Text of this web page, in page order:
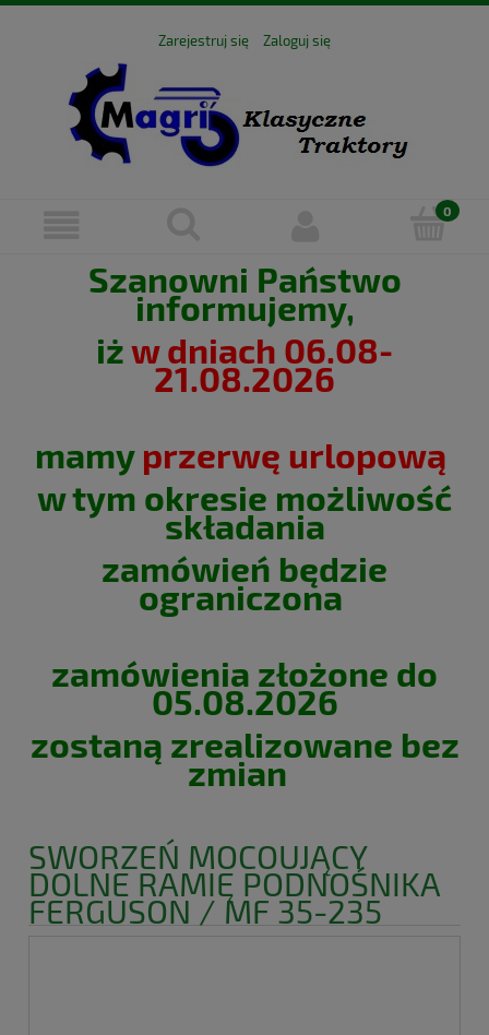
Zarejestruj się Zaloguj się
Szanowni Państwo
informujemy,
iżw dniach 06.08-
21.08.2026
mamy przerwę urlopową
w tym okresie możliwość
składania
zamówień będzie
ograniczona
zamówienia złożone do
05.08.2026
zostaną zrealizowane bez
zmian
SWORZEŃ MOCOUJĄCY
DOLNE RAMIĘ PODNOŚNIKA
FERGUSON / MF 35-235